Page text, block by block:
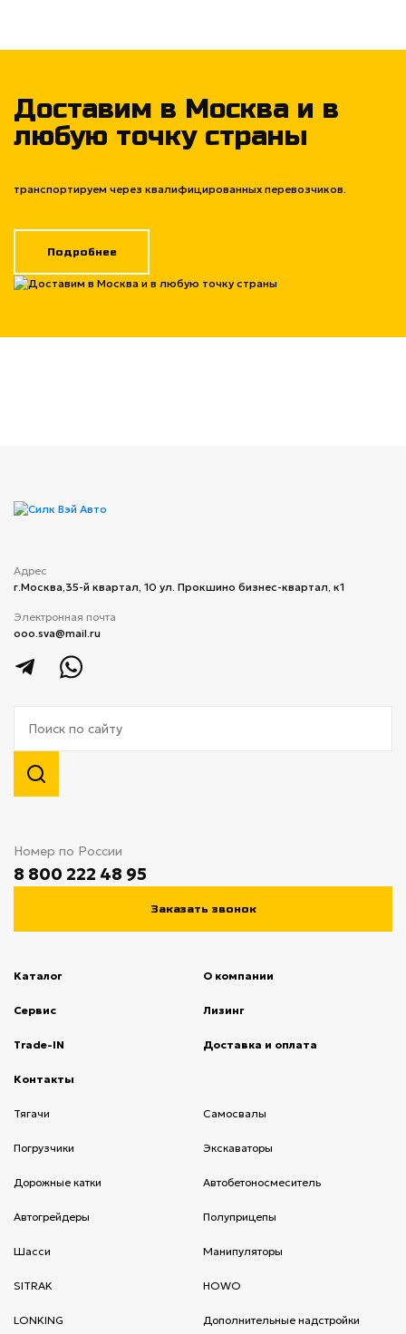
Доставим в Москва и в
любую точку страны
транспортируем через квалифицированных перевозчиков.
Подробнее
Адрес
г.Москва,​35-й квартал, 10 ​ул. Прокшино бизнес-квартал, к1
Электронная почта
ooo.sva@mail.ru
Номер по России
8 800 222 48 95
Заказать звонок
Каталог О компании
Сервис Лизинг(current)
Trade-IN Доставка и оплата
Контакты
Тягачи Cамосвалы
Погрузчики Экскаваторы
Дорожные катки Автобетоносмеситель
Автогрейдеры Полуприцепы
Шасси Манипуляторы
SITRAK HOWO
LONKING Дополнительные надстройки